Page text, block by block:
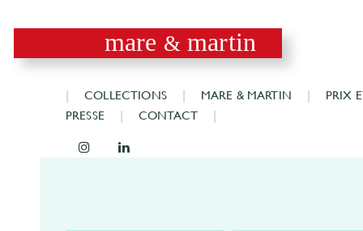
mare & martin
COLLECTIONS MARE & MARTIN
PRIX
PRESSE
CONTACT